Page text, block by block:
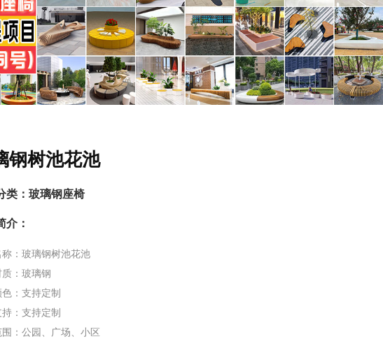
钢树池花池
类：玻璃钢座椅
介：
称：玻璃钢树池花池
质：玻璃钢
：支持定制
：支持定制
围：公园、广场、小区